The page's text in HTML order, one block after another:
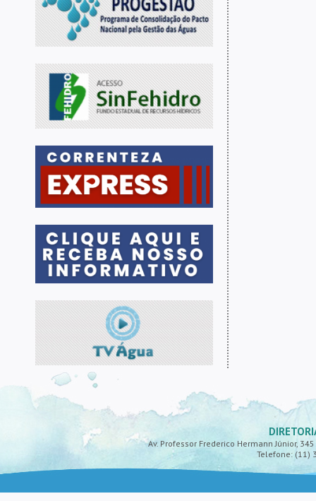
Av. Professor Frederico Hermann Júnior,
Telefone: (11)